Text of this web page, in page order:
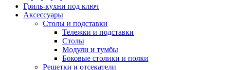
Гриль-кухни под ключ
Аксессуары
Столы и подставки
Тележки и подставки
Столы
Модули и тумбы
Боковые столики и полки
Решетки и отсекатели